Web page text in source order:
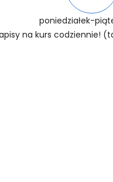
poniedziałek-
na kurs codziennie!